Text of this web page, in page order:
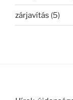
zárjavítás (5)